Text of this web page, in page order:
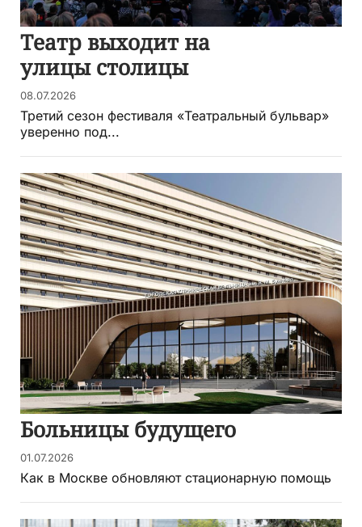
Театр выходит на
улицы столицы
08.07.2026
Третий сезон фестиваля «Театральный бульвар»
уверенно под...
Больницы будущего
01.07.2026
Как в Москве обновляют стационарную помощь